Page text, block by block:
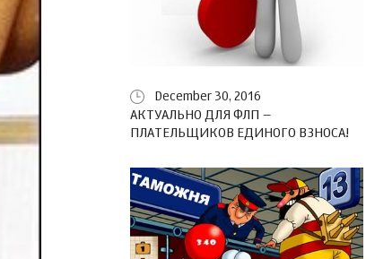
December 30, 2016
АКТУАЛЬНО ДЛЯ ФЛП –
ПЛАТЕЛЬЩИКОВ ЕДИНОГО ВЗНОСА!